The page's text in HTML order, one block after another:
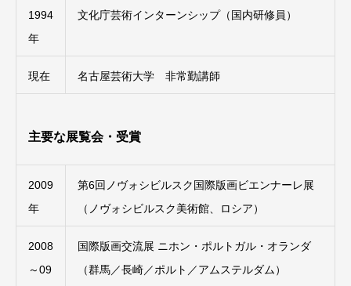
1994
年
文化庁芸術インターンシップ（国内研修員）
現在 名古屋芸術大学 非常勤講師
主要な展覧会・受賞
2009
年
第6回ノヴォシビルスク国際版画ビエンナーレ展
（ノヴォシビルスク美術館、ロシア）
2008
～09
国際版画交流展 ニホン・ポルトガル・オランダ
（群馬／長崎／ポルト／アムステルダム）